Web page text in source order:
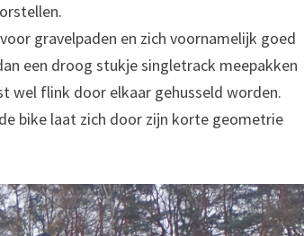
gravelpaden en zich voornamelijk goed
een droog stukje singletrack meepakken
wel flink door elkaar gehusseld worden.
bike laat zich door zijn korte geometrie